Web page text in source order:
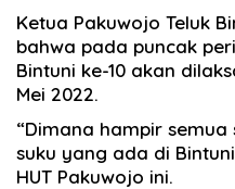
Ketua Pakuwojo Teluk
bahwa pada puncak
Bintuni ke-10 akan
Mei 2022.
“Dimana hampir
suku yang ada di
HUT Pakuwojo ini.